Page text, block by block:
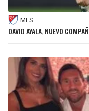
MLS
DAVID AYALA, NUEVO